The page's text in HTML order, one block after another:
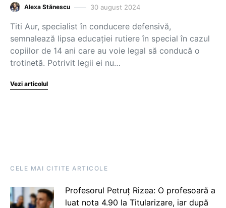
Alexa Stănescu 30 august 2024
Titi Aur, specialist în conducere defensivă,
semnalează lipsa educației rutiere în special în cazul
copiilor de 14 ani care au voie legal să conducă o
trotinetă. Potrivit legii ei nu…
Vezi articolul
CELE MAI CITITE ARTICOLE
Profesorul Petruț Rizea: O profesoară a
luat nota 4.90 la Titularizare, iar după